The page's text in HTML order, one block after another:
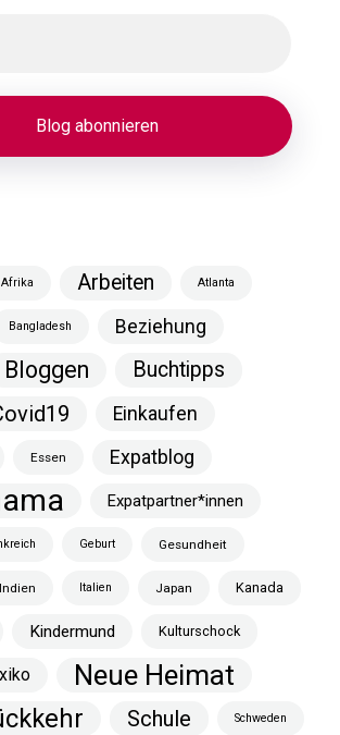
Afrika Arbeiten Atlanta
Bangladesh Beziehung
Bloggen
Buchtipps
Einkaufen
Essen Expatblog
Expatpartner*innen
Geburt Gesundheit
Indien Italien Japan Kanada
Kindermund Kulturschock
Neue Heimat
Schule Schweden